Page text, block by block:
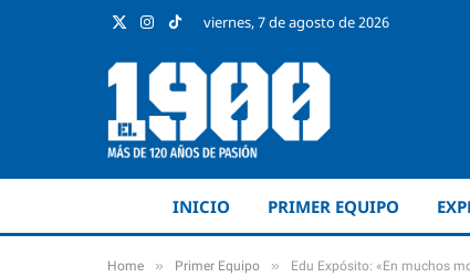
X
Instagram
TikTokviernes, 7 de agosto de 2026
INICIO PRIMER EQUIPO
Home » Primer Equipo » Edu Expósito: «En muchos